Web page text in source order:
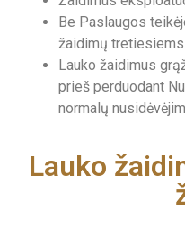
Be Paslaugos
žaidimų
Lauko žaidimus
prieš perduodant
normalų
Lauko